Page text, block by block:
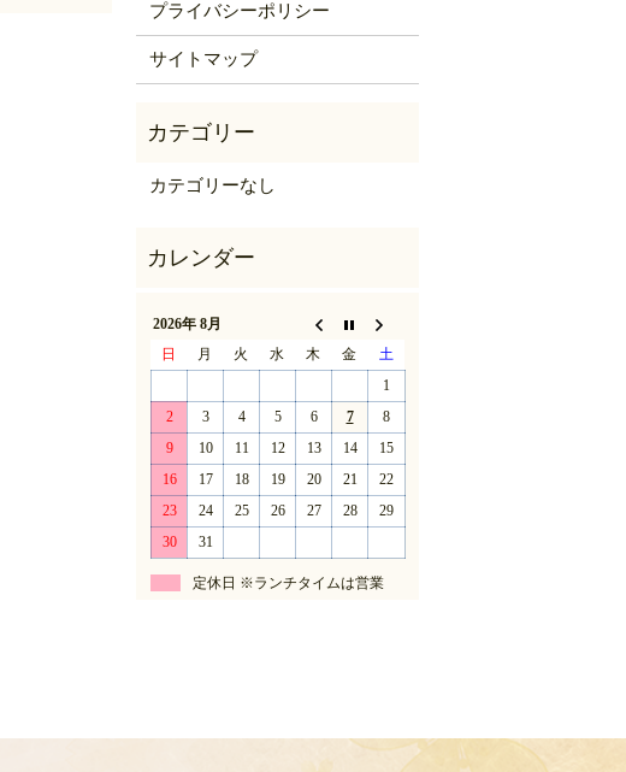
プライバシーポリシー
サイトマップ
カテゴリーなし
2026年 8月
日
月 火 水 木 金
土
1
2
3 4 5 6 7
8
9
10 11 12 13 14
15
16
17 18 19 20 21
22
23
24 25 26 27 28
29
30
31
定休日 ※ランチタイムは営業